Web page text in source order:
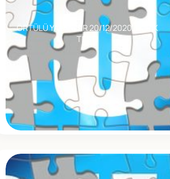
ÖRTÜLÜ YALANLAR 20/12/2020. | KIRIK
TESTI